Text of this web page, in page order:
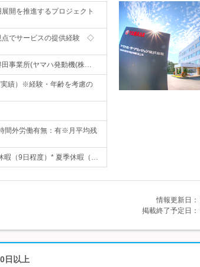
開を推進するプロジェクト
点でサービスの提供経験 ◇
事業所(ヤマハ発動機(株…
績）※経験・年齢を考慮の
間外労働有無：有※月平均残
暇（9日程度）* 夏季休暇（…
情報更新日：
掲載終了予定日：
日以上